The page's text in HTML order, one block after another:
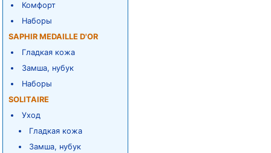
Комфорт
Наборы
SAPHIR MEDAILLE D'OR
Гладкая кожа
Замша, нубук
Наборы
SOLITAIRE
Уход
Гладкая кожа
Замша, нубук